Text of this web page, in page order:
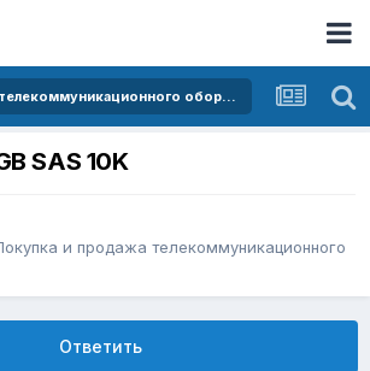
Покупка и продажа телекоммуникационного оборудования
SAS 10K
и продажа телекоммуникационного
Ответить